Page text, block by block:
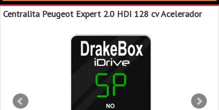
Centralita Peugeot Expert 2.0 HDI 128 cv Acelerador